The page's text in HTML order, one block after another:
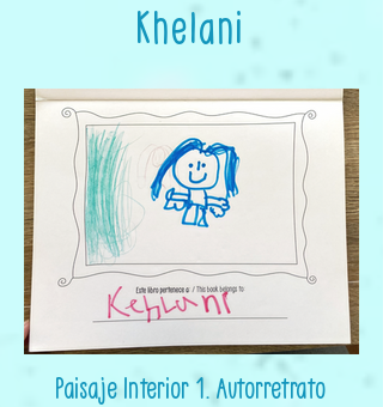
Khelani
Paisaje Interior 1. Autorretrato